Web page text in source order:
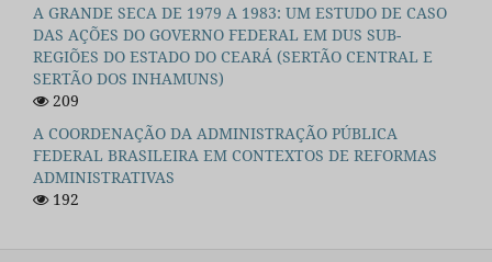
A GRANDE SECA DE 1979 A 1983: UM ESTUDO DE CASO
DAS AÇÕES DO GOVERNO FEDERAL EM DUS SUB-
REGIÕES DO ESTADO DO CEARÁ (SERTÃO CENTRAL E
SERTÃO DOS INHAMUNS)
209
A COORDENAÇÃO DA ADMINISTRAÇÃO PÚBLICA
FEDERAL BRASILEIRA EM CONTEXTOS DE REFORMAS
ADMINISTRATIVAS
192